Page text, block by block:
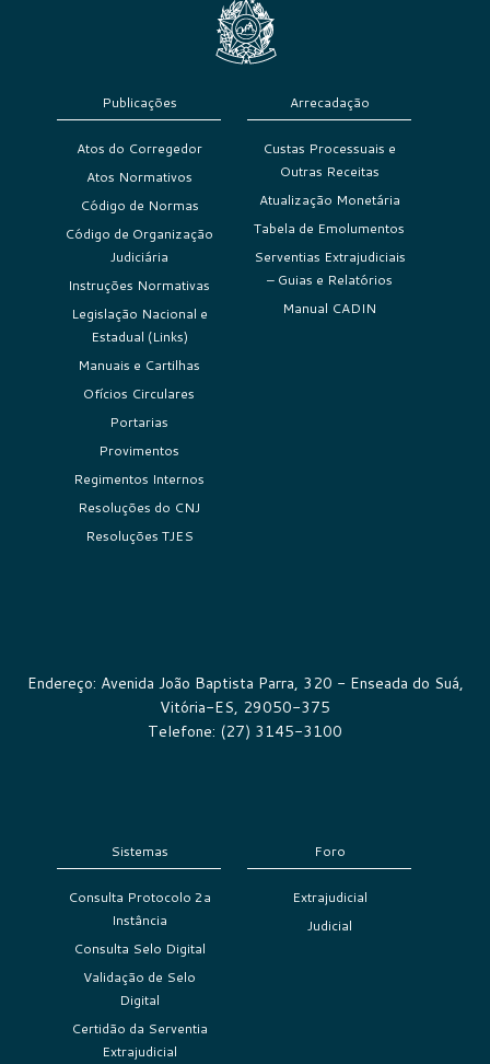
Publicações
Atos do Corregedor
Atos Normativos
Código de Normas
Código de Organização
Judiciária
Instruções Normativas
Legislação Nacional e
Estadual (Links)
Manuais e Cartilhas
Ofícios Circulares
Portarias
Provimentos
Regimentos Internos
Resoluções do CNJ
Resoluções TJES
Arrecadação
Custas Processuais e
Outras Receitas
Atualização Monetária
Tabela de Emolumentos
Serventias Extrajudiciais
– Guias e Relatórios
Manual CADIN
Endereço: Avenida João Baptista Parra, 320 - Enseada do Suá,
Vitória-ES, 29050-375
Telefone: (27) 3145-3100
Sistemas
Consulta Protocolo 2a
Instância
Consulta Selo Digital
Validação de Selo
Digital
Certidão da Serventia
Extrajudicial
Foro
Extrajudicial
Judicial